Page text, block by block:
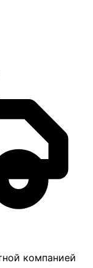
компанией